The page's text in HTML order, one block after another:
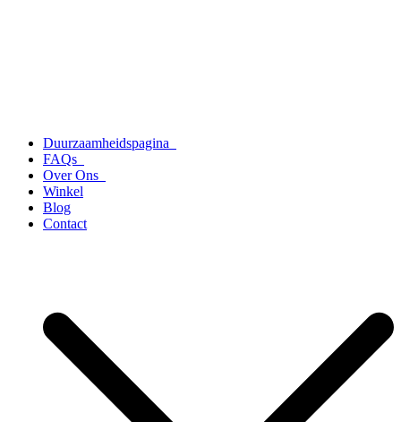
Duurzaamheidspagina
FAQs
Over Ons
Winkel
Blog
Contact